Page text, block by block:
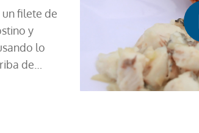
un filete de
y
lo
de